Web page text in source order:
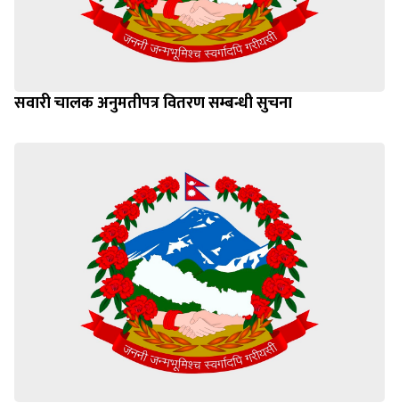
सवारी चालक अनुमतीपत्र वितरण सम्बन्धी सुचना